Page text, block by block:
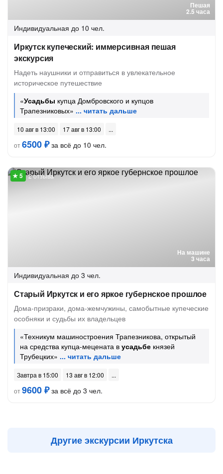
Пешая
2.5 часа
Индивидуальная до 10 чел.
Иркутск купеческий: иммерсивная пешая
экскурсия
Надеть наушники и отправиться в увлекательное
историческое путешествие
«Усадьбы купца Домбровского и купцов
Трапезниковых»
10 авг в 13:00
17 авг в 13:00
от6500 ₽за всё до 10 чел.
На машине
3 часа
2 отзыва
Индивидуальная до 3 чел.
Старый Иркутск и его яркое губернское прошлое
Дома-призраки, дома-жемчужины, самобытные купеческие
особняки и судьбы их владельцев
«Техникум машиностроения Трапезникова, открытый
на средства купца-мецената в усадьбе князей
Трубецких»
Завтра в 15:00
13 авг в 12:00
от9600 ₽за всё до 3 чел.
Другие экскурсии Иркутска